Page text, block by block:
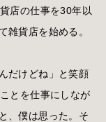
店の仕事を30年以
雑貨店を始める。
だけどね」と笑顔
とを仕事にしなが
、僕は思った。そ